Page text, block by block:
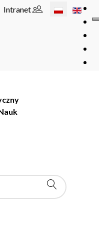
Wybierz swój
Intranet